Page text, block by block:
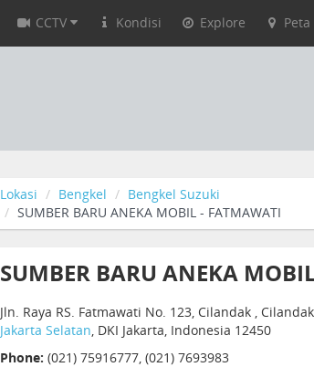
CCTV Kondisi Explore Peta
Lokasi Bengkel
Bengkel Suzuki
SUMBER BARU ANEKA MOBIL - FATMAWATI
SUMBER BARU ANEKA
Jln. Raya RS. Fatmawati No. 123, Cilandak , Cilandak
Jakarta Selatan, DKI Jakarta, Indonesia 12450
Phone: (021) 75916777, (021) 7693983